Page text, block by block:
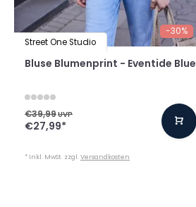
-30%
Street One Studio
Bluse Blumenprint - Eventide Blue
€39,99UVP
€27,99*
* Inkl. MwSt. zzgl.Versandkosten